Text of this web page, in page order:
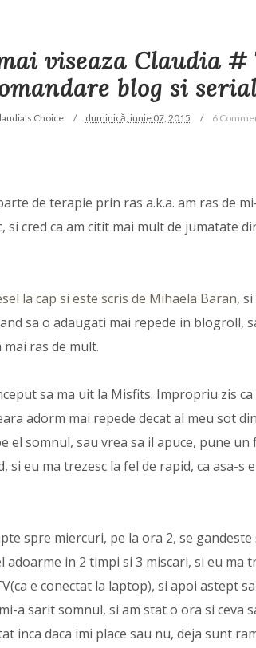
viseaza Claudia #
blog si
Choice duminică, iunie 07, 2015 6
de terapie prin ras a.k.a. am ras de
si cred ca am citit mai mult de jumatate
la cap si este scris de Mihaela Baran,
sa o adaugati mai repede in blogroll,
mai ras de mult.
sa ma uit la Misfits. Impropriu zis
adorm mai repede decat al meu sot
el somnul, sau vrea sa il apuce, pune un
si eu ma trezesc la fel de rapid, ca asa-s
spre miercuri, pe la ora 2, se
adoarme in 2 timpi si 3 miscari, si eu ma
e conectat la laptop), si apoi astept
a sarit somnul, si am stat o ora si ceva
inca daca imi place sau nu, deja sunt